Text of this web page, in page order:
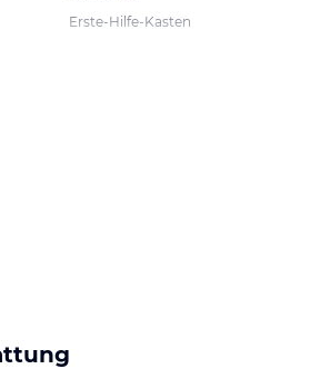
Erste-Hilfe-Kasten